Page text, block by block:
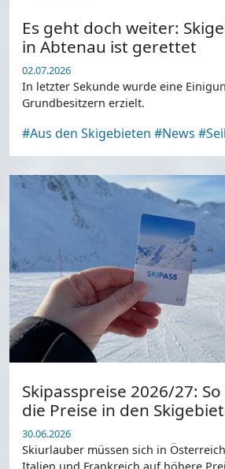
Es geht doch weiter:
in Abtenau ist gerettet
02.07.2026
In letzter Sekunde wurde eine
Grundbesitzern erzielt.
#Aus den Skigebieten #News
Skipasspreise 2026/27:
die Preise in den
30.06.2026
Skiurlauber müssen sich in